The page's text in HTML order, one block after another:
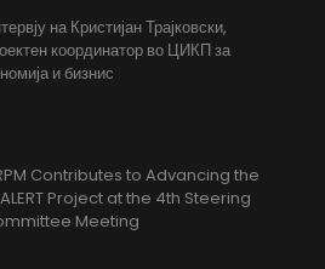
на Кристијан Трајковски,
координатор во ЦИКП за
и бизнис
Contributes to Advancing the
Project at the 4th Steering
Meeting